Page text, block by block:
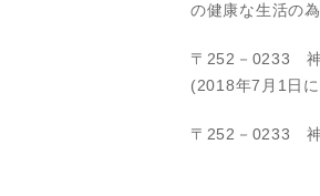
の健康な生活の
〒252－0233
(2018年7月1日
〒252－0233